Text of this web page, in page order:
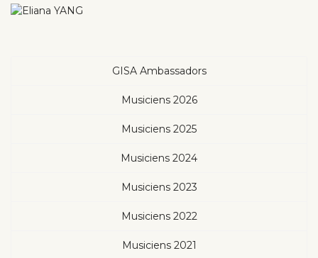
GISA Ambassadors
Musiciens 2026
Musiciens 2025
Musiciens 2024
Musiciens 2023
Musiciens 2022
Musiciens 2021